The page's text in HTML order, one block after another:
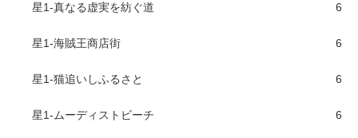
星1-真なる虚実を紡ぐ道 6
星1-海賊王商店街 6
星1-猫追いしふるさと 6
星1-ムーディストビーチ 6